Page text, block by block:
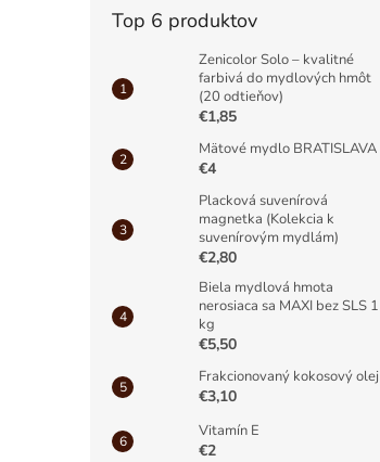
Top 6 produktov
Zenicolor Solo – kvalitné
farbivá do mydlových hmôt
(20 odtieňov)
€1,85
Mätové mydlo BRATISLAVA
€4
Placková suvenírová
magnetka (Kolekcia k
suvenírovým mydlám)
€2,80
Biela mydlová hmota
nerosiaca sa MAXI bez SLS 1
kg
€5,50
Frakcionovaný kokosový olej
€3,10
Vitamín E
€2